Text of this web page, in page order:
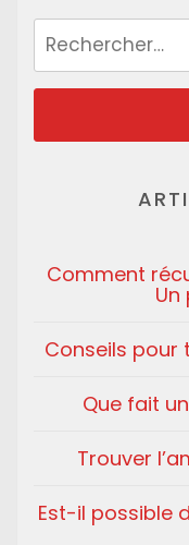
Rechercher :
Comment
Un
Conseils pour
Que fait
Trouver
Est-il possible